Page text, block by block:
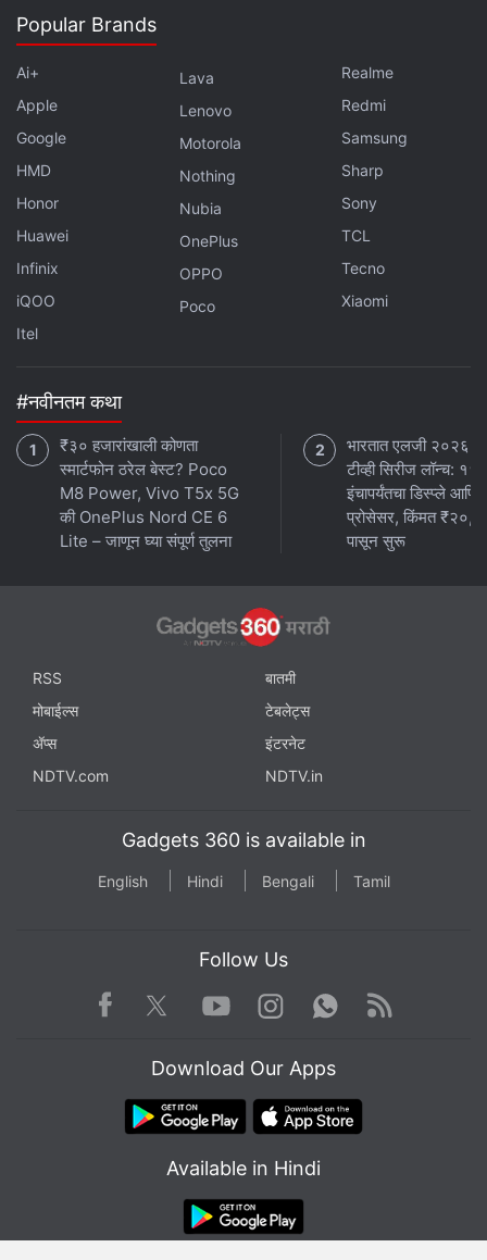
आणि boAt च्या अधिकृत वेबसाइट वर 1,999 रुपयांमध्ये खरेदीसाठी
उपलब्ध आहेत. ज्यावर उपलब्ध असलेल्या ऑफर्सबद्दल तुम्हाला वेबसाईटवर
आवश्यक माहिती मिळेल. पण हेच BoAt Airdopes ProGear
तुम्हाला Flipcart वर फक्त 1,699 मध्ये खरेदी करता येतील.
Popular Brands
Ai+
Apple
Google
HMD
Honor
Huawei
Infinix
iQOO
Itel
Lava
Lenovo
Motorola
Nothing
Nubia
OnePlus
OPPO
Poco
Realme
Redmi
Samsung
Sharp
Sony
TCL
Tecno
Xiaomi
#नवीनतम कथा
₹३० हजारांखाली कोणता
स्मार्टफोन ठरेल बेस्ट? Poco
M8 Power, Vivo T5x 5G
की OnePlus Nord CE 6
Lite – जाणून घ्या संपूर्ण तुलना
भारतात एलजी २०२६
टीव्ही सिरीज लॉन्च:
इंचापर्यंतचा डिस्प्ले आणि
प्रोसेसर, किंमत
पासून सुरू
RSS
बातमी
मोबाईल्स
टेबलेट्स
ॲप्स
इंटरनेट
NDTV.com
NDTV.in
Gadgets 360 is available in
English Hindi Bengali Tamil
Follow Us
Facebook TwitterYoutube
Instagram WhatsApp
Rss
Download Our Apps
Available in Hindi